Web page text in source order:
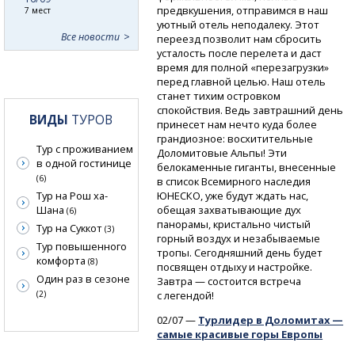
предвкушения, отправимся в наш
уютный отель неподалеку. Этот
переезд позволит нам сбросить
усталость после перелета и даст
время для полной «перезагрузки»
перед главной целью. Наш отель
станет тихим островком
спокойствия. Ведь завтрашний день
принесет нам нечто куда более
грандиозное: восхитительные
Доломитовые Альпы! Эти
белокаменные гиганты, внесенные
в список Всемирного наследия
ЮНЕСКО, уже будут ждать нас,
обещая захватывающие дух
панорамы, кристально чистый
горный воздух и незабываемые
тропы. Сегодняшний день будет
посвящен отдыху и настройке.
Завтра — состоится встреча
с легендой!
02/07 — Турлидер в Доломитах —
самые красивые горы Европы
7 мест
Все новости
ВИДЫ ТУРОВ
Тур с проживанием
в одной гостинице
(6)
Тур на Рош ха-
Шана (6)
Тур на Суккот (3)
Тур повышенного
комфорта (8)
Один раз в сезоне
(2)